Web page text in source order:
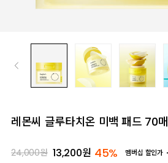
레몬씨 글루타치온 미백 패드 70매
24,000원 13,200원 45% 멤버십 할인가